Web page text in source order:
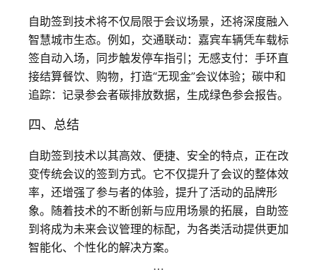
自助签到技术将不仅局限于会议场景，还将深度融入
智慧城市生态。例如，交通联动：嘉宾车辆凭车载标
签自动入场，同步触发停车指引；无感支付：手环直
接结算餐饮、购物，打造“无现金”会议体验；碳中和
追踪：记录参会者碳排放数据，生成绿色参会报告。
四、总结
自助签到技术以其高效、便捷、安全的特点，正在改
变传统会议的签到方式。它不仅提升了会议的整体效
率，还增强了参与者的体验，提升了活动的品牌形
象。随着技术的不断创新与应用场景的拓展，自助签
到将成为未来会议管理的标配，为各类活动提供更加
智能化、个性化的解决方案。
…